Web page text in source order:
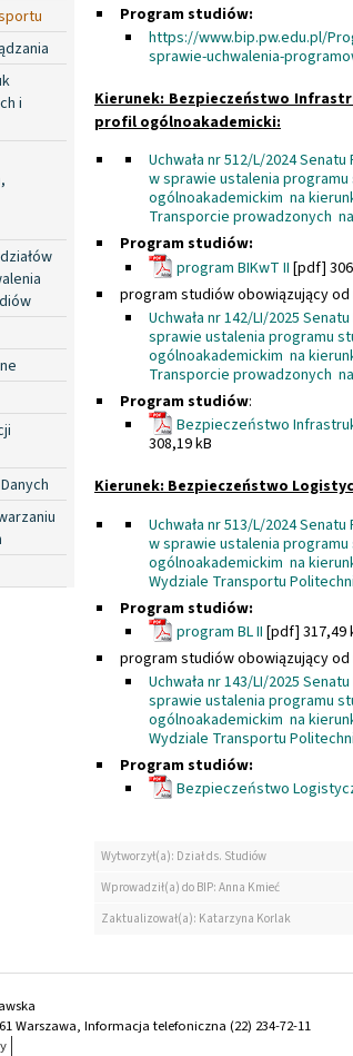
i
Program studiów:
https://www.bip.pw.edu.pl/
sprawie-uchwalenia-
Kierunek: Bezpieczeństwo
profil ogólnoakademicki:
Uchwała nr 512/L/2024
w sprawie ustalenia
ogólnoakademickim na
Transporcie prowadzonych
Program studiów:
program BIKwT II [pdf]
program studiów obowiązujący od
Uchwała nr 142/LI/2025
sprawie ustalenia programu
ogólnoakademickim na
Transporcie prowadzonych
Program studiów:
Bezpieczeństwo
308,19 kB
Kierunek: Bezpieczeństwo
Uchwała nr 513/L/2024
w sprawie ustalenia
ogólnoakademickim na
Wydziale Transportu
Program studiów:
program BL II [pdf] 317,49
program studiów obowiązujący od
Uchwała nr 143/LI/2025
sprawie ustalenia programu
ogólnoakademickim na
Wydziale Transportu
Program studiów:
Bezpieczeństwo
Wytworzył(a): Dział ds. Studiów
Wprowadził(a) do BIP: Anna Kmieć
Zaktualizował(a): Katarzyna Korlak
Warszawa, Informacja telefoniczna (22) 234-72-11